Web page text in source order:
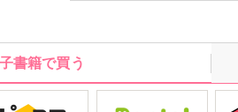
本気、真面目に真剣に「
ストーリー！
書籍で買う